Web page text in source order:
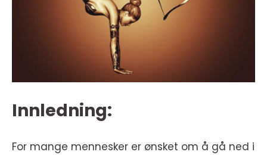
Innledning:
For mange mennesker er ønsket om å gå ned i